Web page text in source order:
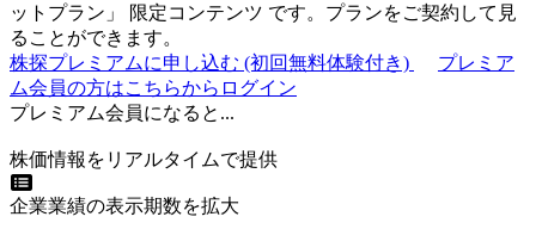
ットプラン 」 限定コンテンツ です。プランをご契約して見
ることができます。
株探プレミアムに申し込む (初回無料体験付き)
プレミア
ム会員の方はこちらからログイン
プレミアム会員になると...
株価情報をリアルタイムで提供
企業業績の表示期数を拡大